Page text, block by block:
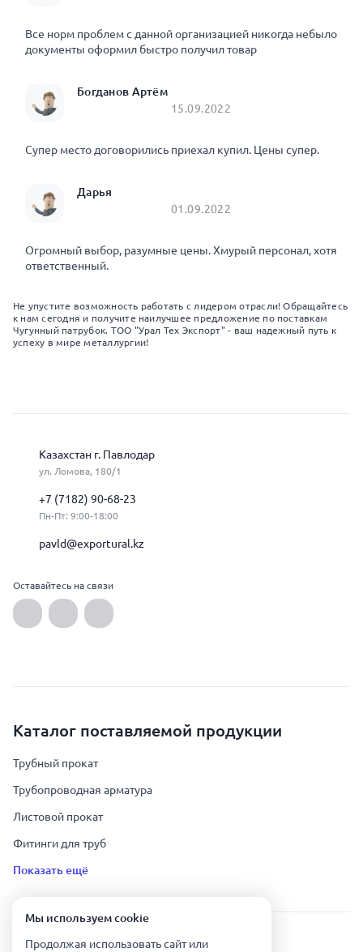
Все норм проблем с данной организацией никогда небыло
документы оформил быстро получил товар
Богданов Артём
15.09.2022
Супер место договорились приехал купил. Цены супер.
Дарья
01.09.2022
Огромный выбор, разумные цены. Хмурый персонал, хотя
ответственный.
Не упустите возможность работать с лидером отрасли! Обращайтесь
к нам сегодня и получите наилучшее предложение по поставкам
Чугунный патрубок. ТОО "Урал Тех Экспорт" - ваш надежный путь к
успеху в мире металлургии!
Казахстан г. Павлодар
ул. Ломова, 180/1
+7 (7182) 90-68-23
Пн-Пт: 9:00-18:00
pavld@exportural.kz
Оставайтесь на связи
Каталог поставляемой продукции
Трубный прокат
Трубопроводная арматура
Листовой прокат
Фитинги для труб
Показать ещё
Урал Тех Экспорт — Казахстан © 2019-
Мы используем сookie
Продолжая использовать сайт или